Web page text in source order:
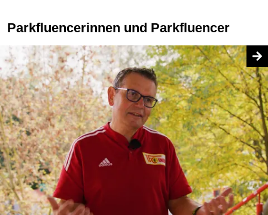
Parkfluencerinnen und Parkfluencer